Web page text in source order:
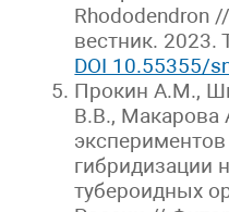
Rhododendron
вестник. 2023.
DOI 10.55355/
Прокин А.М.,
В.В., Макарова
гибридизации
тубероидных